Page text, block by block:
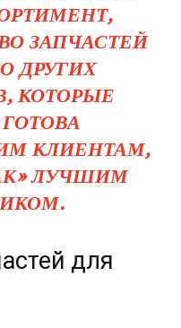
ЗАПЧАСТЕЙ
ДРУГИХ
КОТОРЫЕ
КЛИЕНТАМ,
ЛУЧШИМ
для